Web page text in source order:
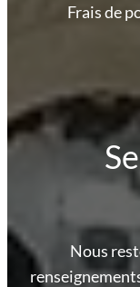
Frais de
Nous